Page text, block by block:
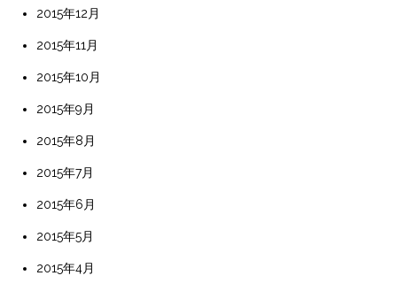
2015年12月
2015年11月
2015年10月
2015年9月
2015年8月
2015年7月
2015年6月
2015年5月
2015年4月